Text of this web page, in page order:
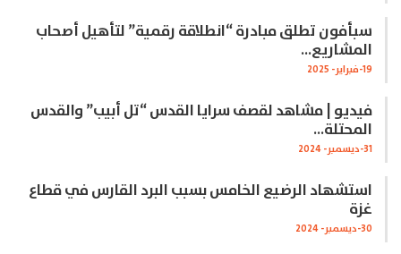
سبأفون تطلق مبادرة “انطلاقة رقمية” لتأهيل أصحاب
المشاريع…
19-فبراير- 2025
فيديو | مشاهد لقصف سرايا القدس “تل أبيب” والقدس
المحتلة…
31-ديسمبر- 2024
استشهاد الرضيع الخامس بسبب البرد القارس في قطاع
غزة
30-ديسمبر- 2024